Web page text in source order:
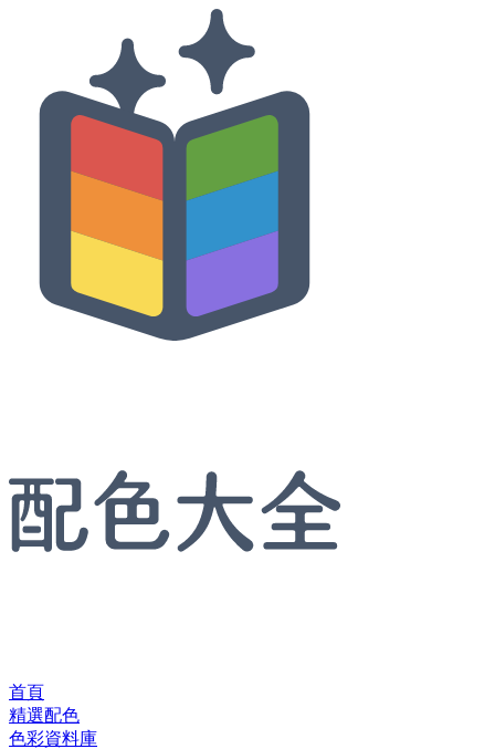
首頁
精選配色
色彩資料庫